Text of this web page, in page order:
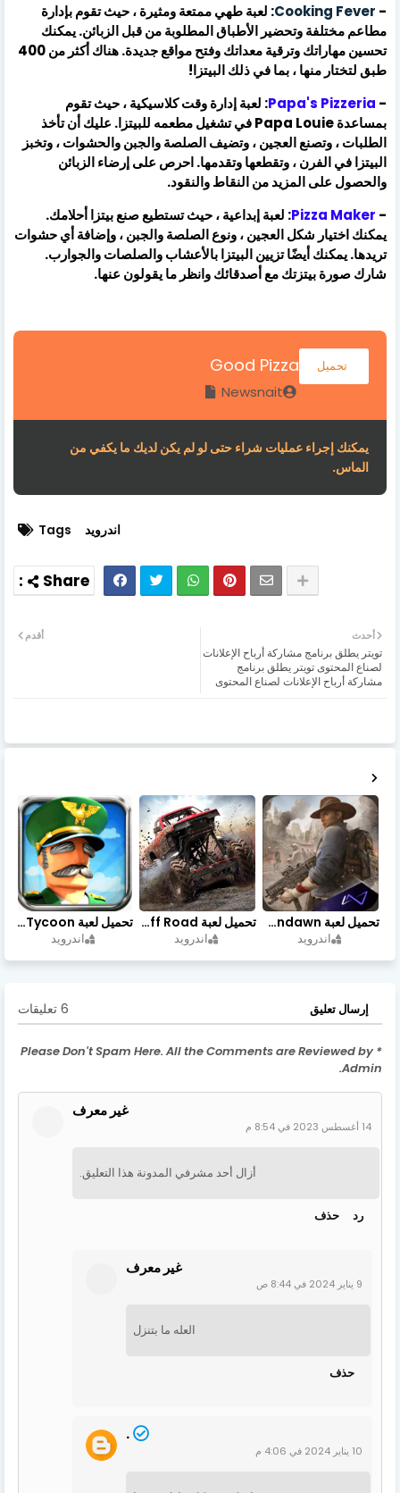
-
Cooking Fever: لعبة طهي ممتعة ومثيرة ، حيث تقوم بإدارة
مطاعم مختلفة وتحضير الأطباق المطلوبة من قبل الزبائن. يمكنك
تحسين مهاراتك وترقية معداتك وفتح مواقع جديدة. هناك أكثر من 400
طبق لتختار منها ، بما في ذلك البيتزا!
-
Papa's Pizzeria: لعبة إدارة وقت كلاسيكية ، حيث تقوم
بمساعدة Papa Louie في تشغيل مطعمه للبيتزا. عليك أن تأخذ
الطلبات ، وتصنع العجين ، وتضيف الصلصة والجبن والحشوات ، وتخبز
البيتزا في الفرن ، وتقطعها وتقدمها. احرص على إرضاء الزبائن
والحصول على المزيد من النقاط والنقود.
-
Pizza Maker: لعبة إبداعية ، حيث تستطيع صنع بيتزا أحلامك.
يمكنك اختيار شكل العجين ، ونوع الصلصة والجبن ، وإضافة أي حشوات
تريدها. يمكنك أيضًا تزيين البيتزا بالأعشاب والصلصات والجوارب.
شارك صورة بيتزتك مع أصدقائك وانظر ما يقولون عنها.
Good Pizza تحميل
Newsnait
يمكنك إجراء عمليات شراء حتى لو لم يكن لديك ما يكفي من
الماس.
Tags اندرويد
أحدث
تويتر يطلق برنامج مشاركة أرباح الإعلانات
لصناع المحتوى تويتر يطلق برنامج
مشاركة أرباح الإعلانات لصناع المحتوى
أقدم
تحميل لعبة Undawn مهكرة للأندرويد أخر إصدار | تحميل مباشر + موارد غير محدودة
اندرويد
تحميل لعبة Trucks Off Road مهكرة اخر اصدار
اندرويد
تحميل لعبة Idle Military SCH Tycoon مهكرة آخر إصدار
اندرويد
إرسال تعليق 6 تعليقات
* Please Don't Spam Here. All the Comments are Reviewed by
Admin.
غير معرف
14 أغسطس 2023 في 8:54 م
أزال أحد مشرفي المدونة هذا التعليق.
رد حذف
غير معرف
9 يناير 2024 في 8:44 ص
العله ما بتنزل
حذف
.
10 يناير 2024 في 4:06 م